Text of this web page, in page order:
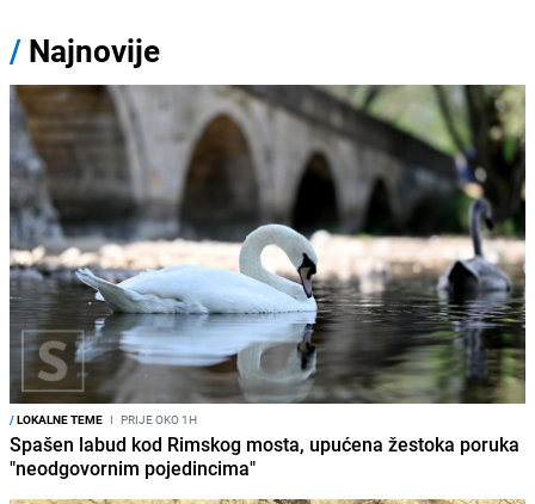
/ Najnovije
/LOKALNE TEME I PRIJE OKO 1H
Spašen labud kod Rimskog mosta, upućena žestoka poruka
"neodgovornim pojedincima"